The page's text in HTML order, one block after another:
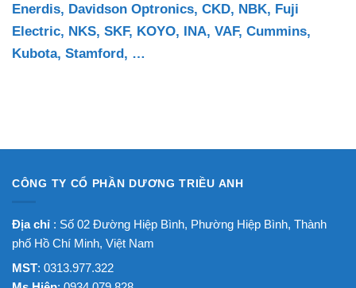
Enerdis, Davidson Optronics, CKD, NBK, Fuji
Electric, NKS, SKF, KOYO, INA, VAF, Cummins,
Kubota, Stamford, …
CÔNG TY CỔ PHẦN DƯƠNG TRIỀU ANH
Địa chỉ : Số 02 Đường Hiệp Bình, Phường Hiệp Bình, Thành
phố Hồ Chí Minh, Việt Nam
MST: 0313.977.322